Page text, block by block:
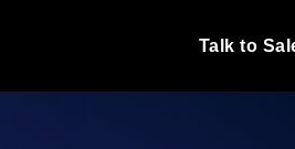
Talk to